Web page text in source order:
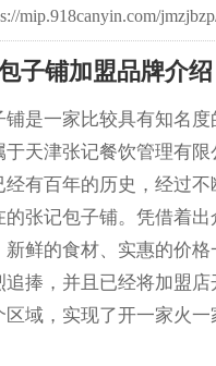
mip.918canyin.com/
子铺加盟品牌介绍
铺是一家比较具有知名度
于天津张记餐饮管理有限
经有百年的历史，经过
张记包子铺。凭借着出
新鲜的食材、实惠的价格
捧，并且已经将加盟店
域，实现了开一家火一